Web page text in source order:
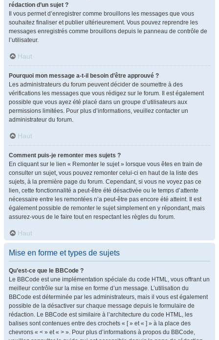
rédaction d’un sujet ?
Il vous permet d’enregistrer comme brouillons les messages que vous
souhaitez finaliser et publier ultérieurement. Vous pouvez reprendre les
messages enregistrés comme brouillons depuis le panneau de contrôle de
l’utilisateur.
Haut
Pourquoi mon message a-t-il besoin d’être approuvé ?
Les administrateurs du forum peuvent décider de soumettre à des
vérifications les messages que vous rédigez sur le forum. Il est également
possible que vous ayez été placé dans un groupe d’utilisateurs aux
permissions limitées. Pour plus d’informations, veuillez contacter un
administrateur du forum.
Haut
Comment puis-je remonter mes sujets ?
En cliquant sur le lien « Remonter le sujet » lorsque vous êtes en train de
consulter un sujet, vous pouvez remonter celui-ci en haut de la liste des
sujets, à la première page du forum. Cependant, si vous ne voyez pas ce
lien, cette fonctionnalité a peut-être été désactivée ou le temps d’attente
nécessaire entre les remontées n’a peut-être pas encore été atteint. Il est
également possible de remonter le sujet simplement en y répondant, mais
assurez-vous de le faire tout en respectant les règles du forum.
Haut
Mise en forme et types de sujets
Qu’est-ce que le BBCode ?
Le BBCode est une implémentation spéciale du code HTML, vous offrant un
meilleur contrôle sur la mise en forme d’un message. L’utilisation du
BBCode est déterminée par les administrateurs, mais il vous est également
possible de la désactiver sur chaque message depuis le formulaire de
rédaction. Le BBCode est similaire à l’architecture du code HTML, les
balises sont contenues entre des crochets « [ » et « ] » à la place des
chevrons « < » et « > ». Pour plus d’informations à propos du BBCode,